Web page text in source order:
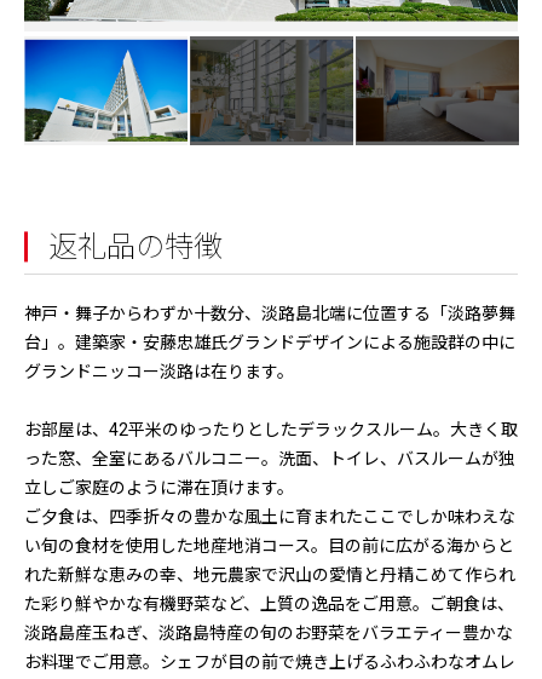
返礼品の特徴
神戸・舞子からわずか十数分、淡路島北端に位置する「淡路夢舞
台」。建築家・安藤忠雄氏グランドデザインによる施設群の中に
グランドニッコー淡路は在ります。
お部屋は、42平米のゆったりとしたデラックスルーム。大きく取
った窓、全室にあるバルコニー。洗面、トイレ、バスルームが独
立しご家庭のように滞在頂けます。
ご夕食は、四季折々の豊かな風土に育まれたここでしか味わえな
い旬の食材を使用した地産地消コース。目の前に広がる海からと
れた新鮮な恵みの幸、地元農家で沢山の愛情と丹精こめて作られ
た彩り鮮やかな有機野菜など、上質の逸品をご用意。ご朝食は、
淡路島産玉ねぎ、淡路島特産の旬のお野菜をバラエティー豊かな
お料理でご用意。シェフが目の前で焼き上げるふわふわなオムレ